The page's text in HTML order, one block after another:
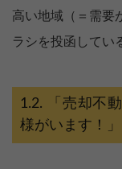
高い地域（＝需要
ラシを投函してい
「売却不
様がいます！」